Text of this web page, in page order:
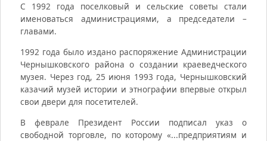
С 1992 года поселковый и сельские советы стали
именоваться администрациями, а председатели –
главами.
1992 года было издано распоряжение Администрации
Чернышковского района о создании краеведческого
музея. Через год, 25 июня 1993 года, Чернышковский
казачий музей истории и этнографии впервые открыл
свои двери для посетителей.
В феврале Президент России подписал указ о
свободной торговле, по которому «...предприятиям и